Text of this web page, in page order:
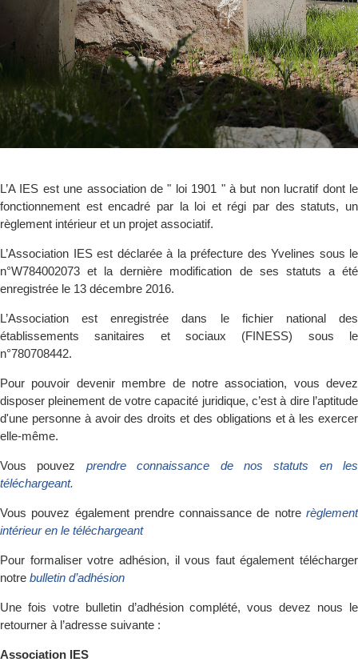
L’A IES est une association de " loi 1901 " à but non lucratif dont le
fonctionnement est encadré par la loi et régi par des statuts, un
règlement intérieur et un projet associatif.
L’Association IES est déclarée à la préfecture des Yvelines sous le
n°W784002073 et la dernière modification de ses statuts a été
enregistrée le 13 décembre 2016.
L’Association est enregistrée dans le fichier national des
établissements sanitaires et sociaux (FINESS) sous le
n°780708442.
Pour pouvoir devenir membre de notre association, vous devez
disposer pleinement de votre capacité juridique, c’est à dire l’aptitude
d'une personne à avoir des droits et des obligations et à les exercer
elle-même.
Vous pouvez prendre connaissance de nos statuts en les
téléchargeant.
Vous pouvez également prendre connaissance de notre règlement
intérieur en le téléchargeant
Pour formaliser votre adhésion, il vous faut également télécharger
notre bulletin d’adhésion
Une fois votre bulletin d’adhésion complété, vous devez nous le
retourner à l’adresse suivante :
Association IES